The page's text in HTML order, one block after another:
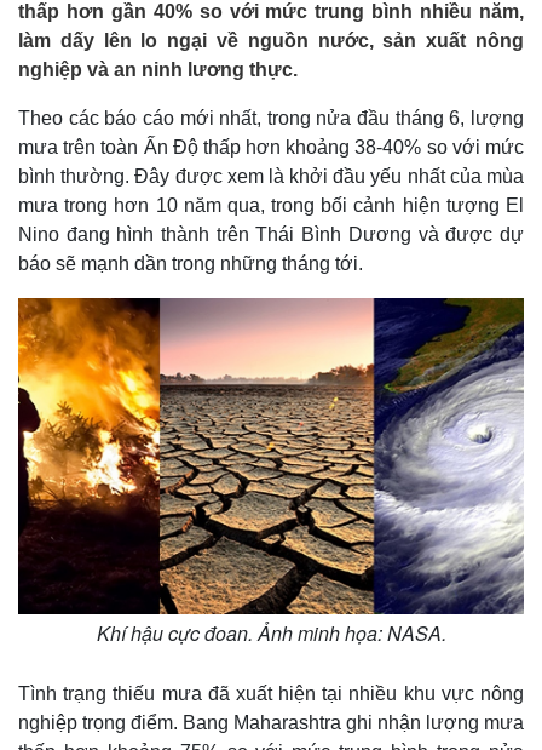
thấp hơn gần 40% so với mức trung bình nhiều năm,
làm dấy lên lo ngại về nguồn nước, sản xuất nông
nghiệp và an ninh lương thực.
Theo các báo cáo mới nhất, trong nửa đầu tháng 6, lượng
mưa trên toàn Ấn Độ thấp hơn khoảng 38-40% so với mức
bình thường. Đây được xem là khởi đầu yếu nhất của mùa
mưa trong hơn 10 năm qua, trong bối cảnh hiện tượng El
Nino đang hình thành trên Thái Bình Dương và được dự
báo sẽ mạnh dần trong những tháng tới.
Khí hậu cực đoan. Ảnh minh họa: NASA.
Tình trạng thiếu mưa đã xuất hiện tại nhiều khu vực nông
nghiệp trọng điểm. Bang Maharashtra ghi nhận lượng mưa